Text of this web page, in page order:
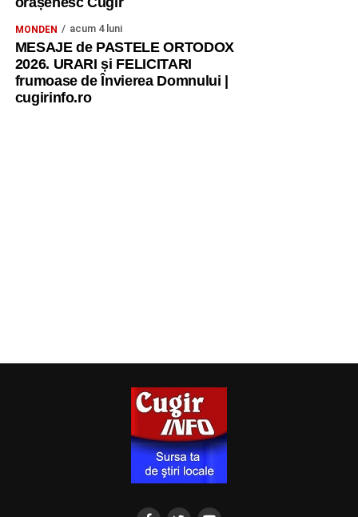
MONDEN acum 4 luni
MESAJE de PASTELE ORTODOX
2026. URARI și FELICITARI
frumoase de Învierea Domnului |
cugirinfo.ro